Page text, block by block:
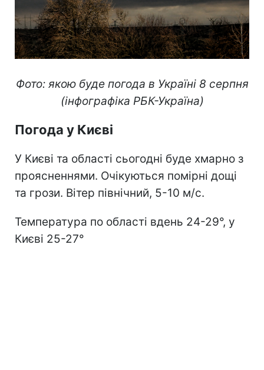
Фото: якою буде погода в Україні 8 серпня
(інфографіка РБК-Україна)
Погода у Києві
У Києві та області сьогодні буде хмарно з
проясненнями. Очікуються помірні дощі
та грози. Вітер північний, 5-10 м/с.
Температура по області вдень 24-29°, у
Києві 25-27°